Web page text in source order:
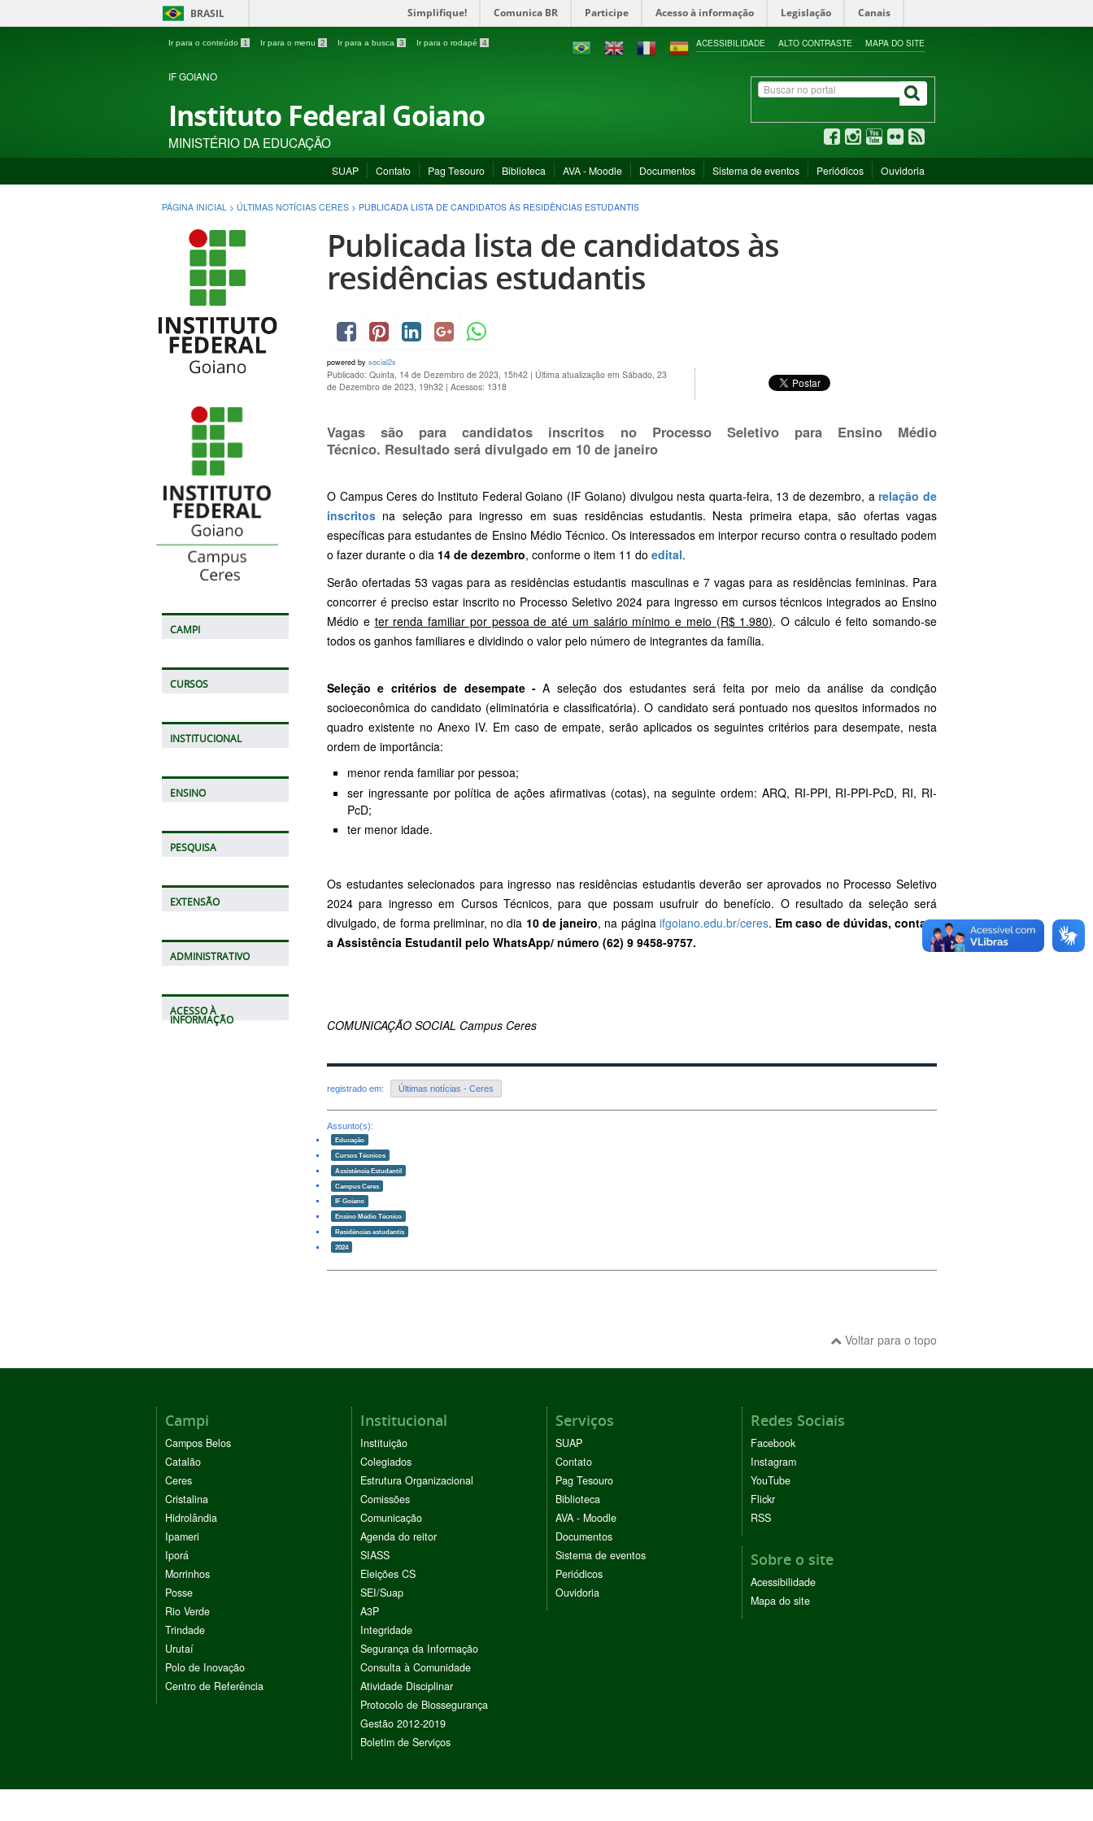
BRASIL Simplifique! Comunica BR Participe Acesso à informação Legislação Canais
Ir para o conteúdo 1 Ir para o menu 2 Ir para a busca 3 Ir para o rodapé 4 ACESSIBILIDADE ALTO CONTRASTE MAPA DO SITE
IF GOIANO
Instituto Federal Goiano
MINISTÉRIO DA EDUCAÇÃO
SUAP Contato Pag Tesouro Biblioteca AVA - Moodle Documentos Sistema de eventos Periódicos Ouvidoria
PÁGINA INICIAL > ÚLTIMAS NOTÍCIAS CERES > PUBLICADA LISTA DE CANDIDATOS ÀS RESIDÊNCIAS ESTUDANTIS
CAMPI
CURSOS
INSTITUCIONAL
ENSINO
PESQUISA
EXTENSÃO
ADMINISTRATIVO
ACESSO À
INFORMAÇÃO
Publicada lista de candidatos às
residências estudantis
powered by social2s
Publicado: Quinta, 14 de Dezembro de 2023, 15h42 | Última atualização em Sábado, 23
de Dezembro de 2023, 19h32 | Acessos: 1318
Vagas são para candidatos inscritos no Processo Seletivo para Ensino Médio
Técnico. Resultado será divulgado em 10 de janeiro
O Campus Ceres do Instituto Federal Goiano (IF Goiano) divulgou nesta quarta-feira, 13 de dezembro, arelação de
inscritos na seleção para ingresso em suas residências estudantis. Nesta primeira etapa, são ofertas vagas
específicas para estudantes de Ensino Médio Técnico. Os interessados em interpor recurso contra o resultado podem
o fazer durante o dia 14 de dezembro, conforme o item 11 do edital.
Serão ofertadas 53 vagas para as residências estudantis masculinas e 7 vagas para as residências femininas. Para
concorrer é preciso estar inscrito no Processo Seletivo 2024 para ingresso em cursos técnicos integrados ao Ensino
Médio e ter renda familiar por pessoa de até um salário mínimo e meio (R$ 1.980). O cálculo é feito somando-se
todos os ganhos familiares e dividindo o valor pelo número de integrantes da família.
Seleção e critérios de desempate - A seleção dos estudantes será feita por meio da análise da condição
socioeconômica do candidato (eliminatória e classificatória). O candidato será pontuado nos quesitos informados no
quadro existente no Anexo IV. Em caso de empate, serão aplicados os seguintes critérios para desempate, nesta
ordem de importância:
menor renda familiar por pessoa;
ser ingressante por política de ações afirmativas (cotas), na seguinte ordem: ARQ, RI-PPI, RI-PPI-PcD, RI, RI-
PcD;
ter menor idade.
Os estudantes selecionados para ingresso nas residências estudantis deverão ser aprovados no Processo Seletivo
2024 para ingresso em Cursos Técnicos, para que possam usufruir do benefício. O resultado da seleção será
divulgado, de forma preliminar, no dia 10 de janeiro, na página ifgoiano.edu.br/ceres. Em caso de dúvidas, contate
a Assistência Estudantil pelo WhatsApp/ número (62) 9 9458-9757.
COMUNICAÇÃO SOCIAL Campus Ceres
registrado em: Últimas notícias - Ceres
Assunto(s):
Educação
Cursos Técnicos
Assistência Estudantil
Campus Ceres
IF Goiano
Ensino Médio Técnico
Residências estudantis
2024
Voltar para o topo
Campi
Campos Belos
Catalão
Ceres
Cristalina
Hidrolândia
Ipameri
Iporá
Morrinhos
Posse
Rio Verde
Trindade
Urutaí
Polo de Inovação
Centro de Referência
Institucional
Instituição
Colegiados
Estrutura Organizacional
Comissões
Comunicação
Agenda do reitor
SIASS
Eleições CS
SEI/Suap
A3P
Integridade
Segurança da Informação
Consulta à Comunidade
Atividade Disciplinar
Protocolo de Biossegurança
Gestão 2012-2019
Boletim de Serviços
Serviços
SUAP
Contato
Pag Tesouro
Biblioteca
AVA - Moodle
Documentos
Sistema de eventos
Periódicos
Ouvidoria
Redes Sociais
Facebook
Instagram
YouTube
Flickr
RSS
Sobre o site
Acessibilidade
Mapa do site